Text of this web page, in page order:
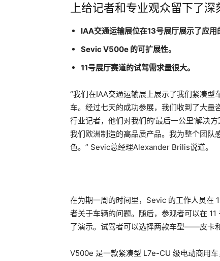
上给记者和专业观众留下了深
IAA交通运输展位在13号展厅展示了应用
Sevic V500e 的可扩展性。
11号展厅赛道的试驾需求量很大。
“我们在IAA交通运输展上展示了我们紧凑
车。经过七天的成功参展，我们收到了大
行业记者，他们对我们的‘最后一公里’解决
我们欧洲制造的高品质产品。我为整个团队
色。” Sevic总经理Alexander Brilis说道。
在为期一周的时间里，Sevic 的工作人员在
者关于车辆的问题。随后，参观者可以在
了演示。试驾者可以选择两款车型——皮卡
V500e 是一款紧凑型 L7e-CU 级电动商用